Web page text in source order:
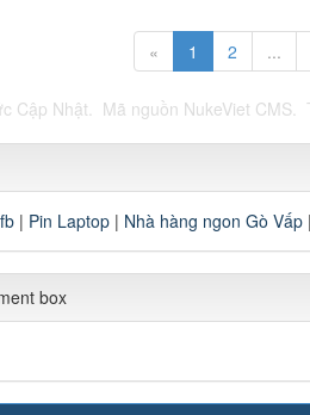
« 1 2 ...
Cập Nhật Mã nguồn NukeViet CMS
| Pin Laptop | Nhà hàng ngon Gò Vấp
box